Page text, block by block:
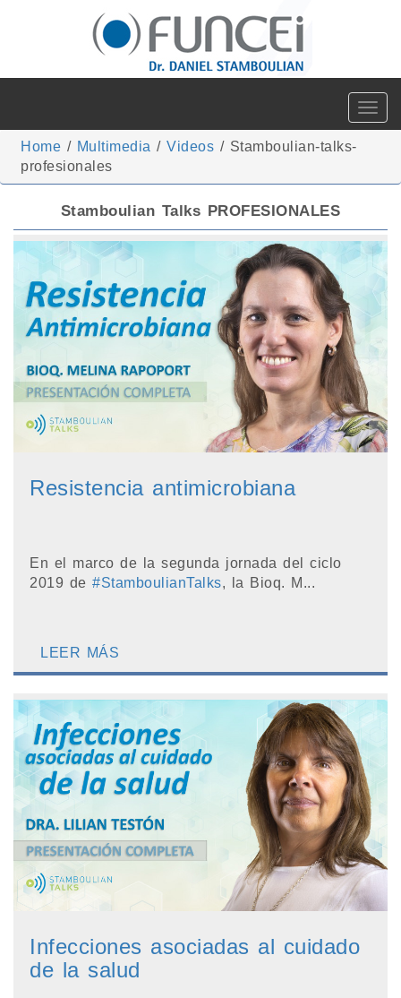
Toggle
Home / Multimedia / Videos / Stamboulian-talks-
profesionales
Stamboulian Talks PROFESIONALES
Resistencia antimicrobiana
En el marco de la segunda jornada del ciclo
2019 de #StamboulianTalks, la Bioq. M...
LEER MÁS
Infecciones asociadas al cuidado
de la salud